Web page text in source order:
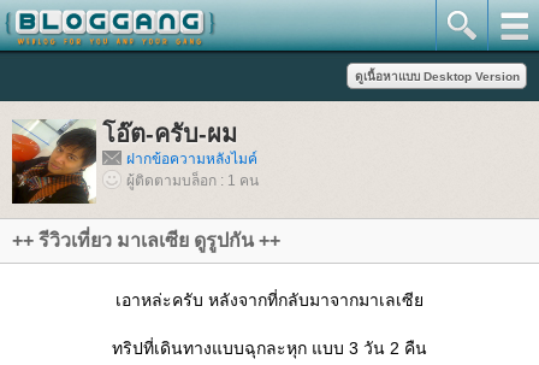
อ๊ต-ครับ-ผม
ฝากข้อความหลังไมค์
ผู้ติดตามบล็อก : 1 คน
++ รีวิวเที่ยว มาเลเซีย ดูรูปกัน ++
เอาหล่ะครับ หลังจากที่กลับมาจากมาเลเซี
ทริปที่เดินทางแบบฉุกละหุก แบบ 3 วัน 2 คืน